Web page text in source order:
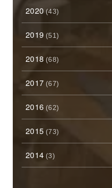
2020 (43)
2019 (51)
2018 (68)
2017 (67)
2016 (62)
2015 (73)
2014 (3)